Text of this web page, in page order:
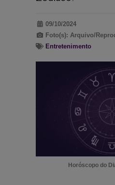
09/10/2024
Foto(s): Arquivo/
Entretenimento
Horóscopo do